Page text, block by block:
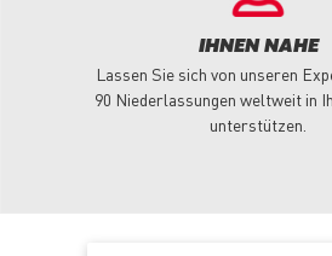
IHNEN NAHE
Lassen Sie sich von unseren
90 Niederlassungen weltweit in
unterstützen.